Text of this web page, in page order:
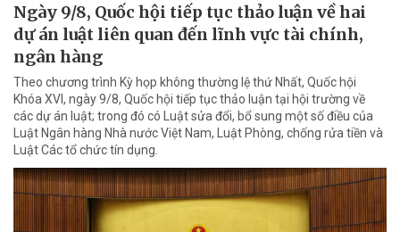
Ngày 9/8, Quốc hội tiếp tục thảo luận về hai
dự án luật liên quan đến lĩnh vực tài chính,
ngân hàng
Theo chương trình Kỳ họp không thường lệ thứ Nhất, Quốc hội
Khóa XVI, ngày 9/8, Quốc hội tiếp tục thảo luận tại hội trường về
các dự án luật; trong đó có Luật sửa đổi, bổ sung một số điều của
Luật Ngân hàng Nhà nước Việt Nam, Luật Phòng, chống rửa tiền và
Luật Các tổ chức tín dụng.